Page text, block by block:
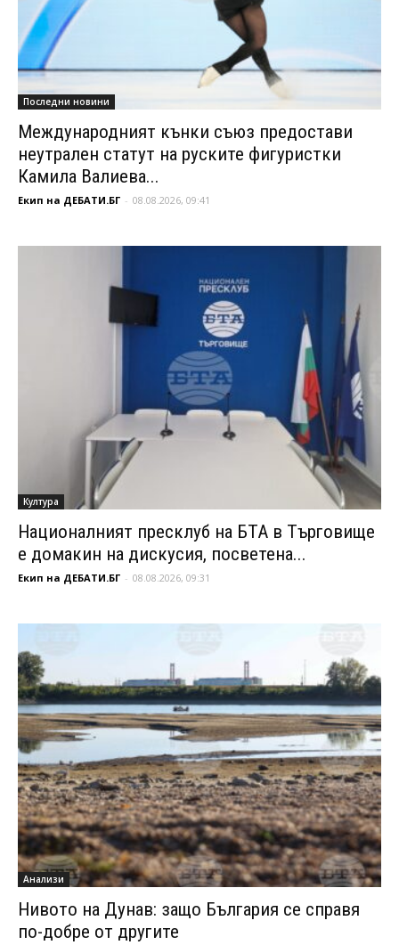
Последни новини
Международният кънки съюз предостави
неутрален статут на руските фигуристки
Камила Валиева...
Екип на ДЕБАТИ.БГ - 08.08.2026, 09:41
Култура
Националният пресклуб на БТА в Търговище
е домакин на дискусия, посветена...
Екип на ДЕБАТИ.БГ - 08.08.2026, 09:31
Анализи
Нивото на Дунав: защо България се справя
по-добре от другите